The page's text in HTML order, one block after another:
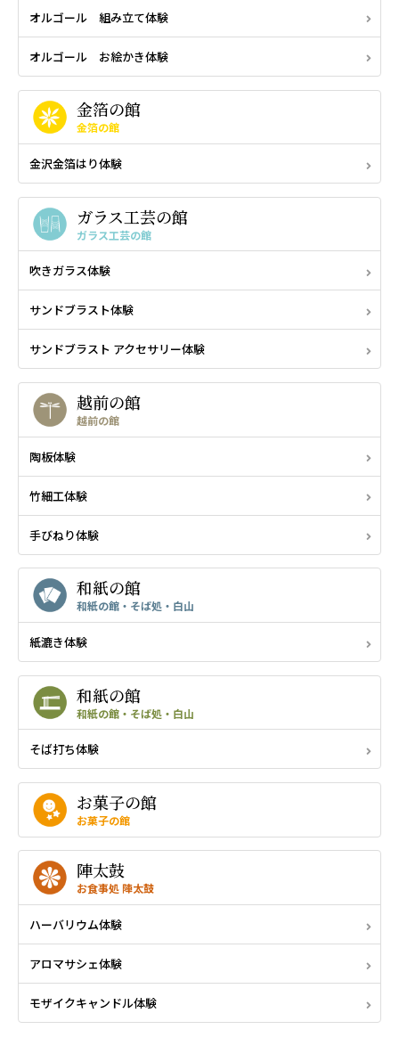
オルゴール 組み立て体験
オルゴール お絵かき体験
金箔の館
金箔の館
金沢金箔はり体験
ガラス工芸の館
ガラス工芸の館
吹きガラス体験
サンドブラスト体験
サンドブラスト アクセサリー体験
越前の館
越前の館
陶板体験
竹細工体験
手びねり体験
和紙の館
和紙の館・そば処・白山
紙漉き体験
和紙の館
和紙の館・そば処・白山
そば打ち体験
お菓子の館
お菓子の館
陣太鼓
お食事処 陣太鼓
ハーバリウム体験
アロマサシェ体験
モザイクキャンドル体験